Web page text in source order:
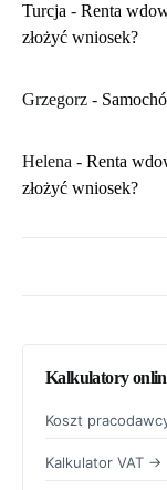
Turcja - Renta
złożyć wniosek?
Grzegorz -
Helena - Renta
złożyć wniosek?
Kalkulatory
Koszt
Kalkulator VAT →